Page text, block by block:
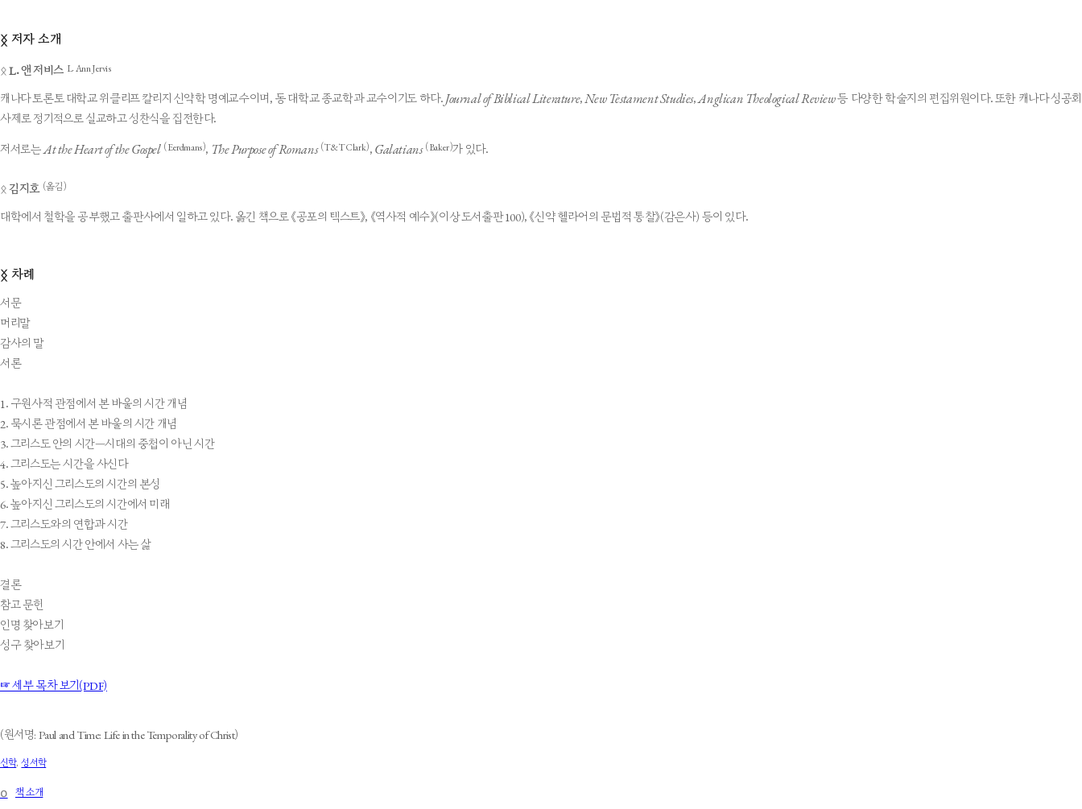
ᛝ 저자 소개
ᛟL. 앤 저비스 L. Ann Jervis
캐나다 토론토 대학교 위클리프 칼리지 신약학 명예교수이며, 동 대학교 종교학과 교수이기도 하다. Journal of Biblical Literature,New Testament Studies,Anglican Theological Review등 다양한 학술지의 편집위원이다. 또한 캐나다 성공회
사제로 정기적으로 설교하고 성찬식을 집전한다.
저서로는At the Heart of the Gospel (Eerdmans), The Purpose of Romans (T & T Clark), Galatians (Baker)가 있다.
ᛟ김지호 (옮김)
대학에서 철학을 공부했고 출판사에서 일하고 있다. 옮긴 책으로 《공포의 텍스트》, 《역사적 예수》(이상 도서출판 100), 《신약 헬라어의 문법적 통찰》(감은사) 등이 있다.
ᛝ 차례
서문
머리말
감사의 말
서론
1. 구원사적 관점에서 본 바울의 시간 개념
2. 묵시론 관점에서 본 바울의 시간 개념
3. 그리스도 안의 시간―시대의 중첩이 아닌 시간
4. 그리스도는 시간을 사신다
5. 높아지신 그리스도의 시간의 본성
6. 높아지신 그리스도의 시간에서 미래
7. 그리스도와의 연합과 시간
8. 그리스도의 시간 안에서 사는 삶
결론
참고 문헌
인명 찾아보기
성구 찾아보기
☞ 세부 목차 보기(PDF)
(원서명: Paul and Time: Life in the Temporality of Christ)
신학,성서학
໐ 책 소개